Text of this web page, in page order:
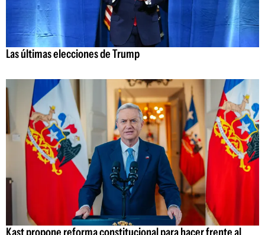
Las últimas elecciones de Trump